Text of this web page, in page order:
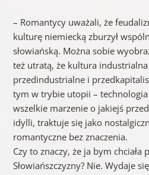
– Romantycy uważali, że
kulturę niemiecką zburzył
słowiańską. Można sobie
też utratą, że kultura industrialna
przedindustrialne i
tym w trybie utopii – technologia
wszelkie marzenie o jakiejś
idylli, traktuje się jako
romantyczne bez znaczenia.
Czy to znaczy, że ja bym
Słowiańszczyzny? Nie. Wydaje